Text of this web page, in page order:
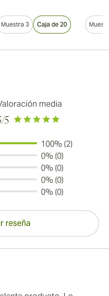
Muestra 3 Caja de 20
media
/5
100% (2)
0% (0)
0% (0)
0% (0)
0% (0)
reseña